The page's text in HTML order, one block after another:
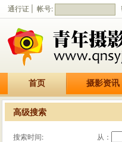
通行证 | 帐号:
首页 摄影资讯
高级搜索
搜索时间: 从：